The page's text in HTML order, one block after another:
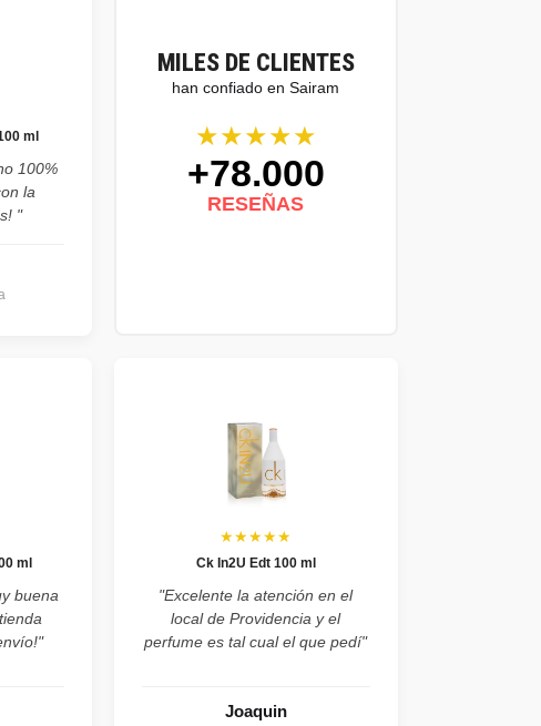
MILES DE CLIENTES
han confiado en Sairam
★★★★★
+78.000
RESEÑAS
ml
100%
la
"
ml
buena
★★★★★
Ck In2U Edt 100 ml
"Excelente la atención en el
local de Providencia y el
perfume es tal cual el que pedí"
Joaquin